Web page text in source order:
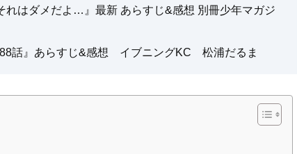
れはダメだよ…』最新 あらすじ&感想 別冊少年マガジ
88話』あらすじ&感想 イブニングKC 松浦だるま